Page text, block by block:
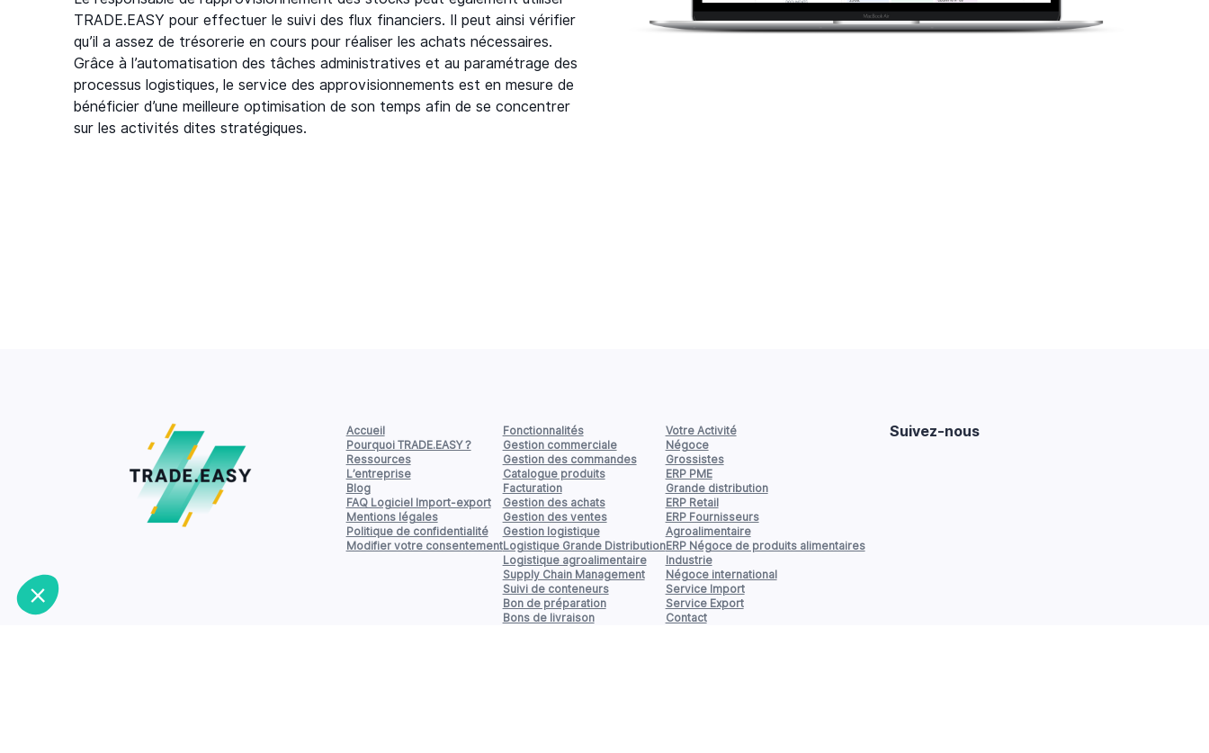
TRADE.EASY pour effectuer le suivi des flux financiers. Il peut ainsi vérifier
qu’il a assez de trésorerie en cours pour réaliser les achats nécessaires.
Grâce à l’automatisation des tâches administratives et au paramétrage des
processus logistiques, le service des approvisionnements est en mesure de
bénéficier d’une meilleure optimisation de son temps afin de se concentrer
sur les activités dites stratégiques.
Accueil
Pourquoi TRADE.EASY ?
Ressources
L’entreprise
Blog
FAQ Logiciel Import-export
Mentions légales
Politique de confidentialité
Modifier votre consentement
Fonctionnalités
Gestion commerciale
Gestion des commandes
Catalogue produits
Facturation
Gestion des achats
Gestion des ventes
Gestion logistique
Logistique Grande Distribution
Logistique agroalimentaire
Supply Chain Management
Suivi de conteneurs
Bon de préparation
Bons de livraison
Votre Activité
Négoce
Grossistes
ERP PME
Grande distribution
ERP Retail
ERP Fournisseurs
Agroalimentaire
ERP Négoce de produits alimentaires
Industrie
Négoce international
Service Import
Service Export
Contact
Suivez-nous